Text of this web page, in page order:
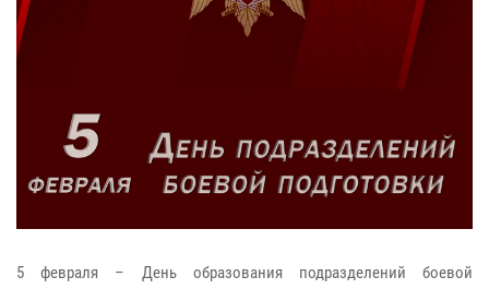
5 февраля – День образования подразделений боевой